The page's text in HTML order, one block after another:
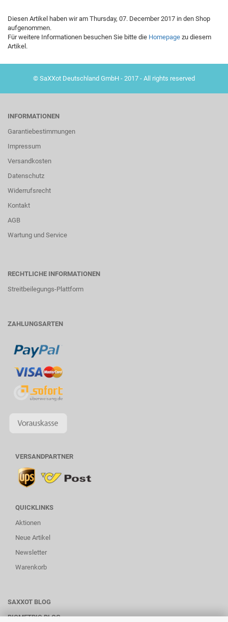
Diesen Artikel haben wir am Thursday, 07. December 2017 in den Shop
aufgenommen.
Für weitere Informationen besuchen Sie bitte die Homepage zu diesem
Artikel.
© SaXXot Deutschland GmbH - 2017 - All rights reserved
INFORMATIONEN
Garantiebestimmungen
Impressum
Versandkosten
Datenschutz
Widerrufsrecht
Kontakt
AGB
Wartung und Service
RECHTLICHE INFORMATIONEN
Streitbeilegungs-Plattform
ZAHLUNGSARTEN
VERSANDPARTNER
QUICKLINKS
Aktionen
Neue Artikel
Newsletter
Warenkorb
SAXXOT BLOG
BIOMETRIC BLOG